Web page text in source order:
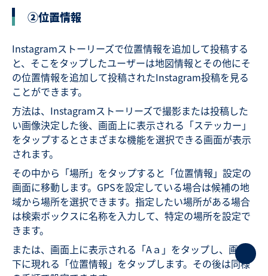
②位置情報
Instagramストーリーズで位置情報を追加して投稿する
と、そこをタップしたユーザーは地図情報とその他にそ
の位置情報を追加して投稿されたInstagram投稿を見る
ことができます。
方法は、Instagramストーリーズで撮影または投稿した
い画像決定した後、画面上に表示される「ステッカー」
をタップするとさまざまな機能を選択できる画面が表示
されます。
その中から「場所」をタップすると「位置情報」設定の
画面に移動します。GPSを設定している場合は候補の地
域から場所を選択できます。指定したい場所がある場合
は検索ボックスに名称を入力して、特定の場所を設定で
きます。
または、画面上に表示される「Aａ」をタップし、画面
下に現れる「位置情報」をタップします。その後は同様